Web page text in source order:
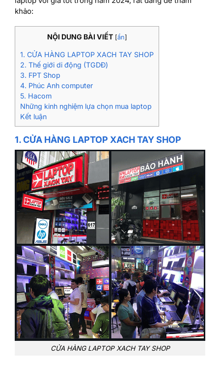
khảo:
NỘI DUNG BÀI VIẾT [ẩn]
1. CỬA HÀNG LAPTOP XACH TAY SHOP
2. Thế giới di động (TGDĐ)
3. FPT Shop
4. Phúc Anh computer
5. Hacom
Những kinh nghiệm lựa chọn mua laptop
Kết luận
1. CỬA HÀNG LAPTOP XACH TAY SHOP
CỬA HÀNG LAPTOP XACH TAY SHOP